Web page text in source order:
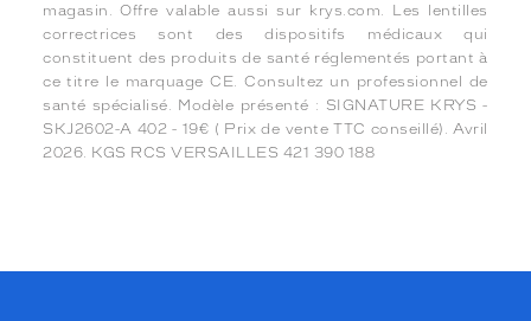
magasin. Offre valable aussi sur krys.com. Les lentilles
correctrices sont des dispositifs médicaux qui
constituent des produits de santé réglementés portant à
ce titre le marquage CE. Consultez un professionnel de
santé spécialisé. Modèle présenté : SIGNATURE KRYS -
SKJ2602-A 402 - 19€ ( Prix de vente TTC conseillé). Avril
2026. KGS RCS VERSAILLES 421 390 188